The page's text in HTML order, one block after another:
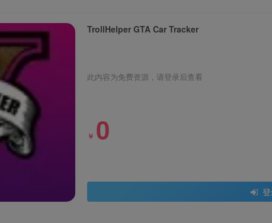
TrollHelper GTA Car Tracker
此内容为免费资源，请登录后查看
￥ 0